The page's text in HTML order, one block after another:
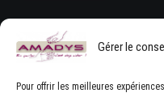
Gérer le
Pour offrir les meilleures